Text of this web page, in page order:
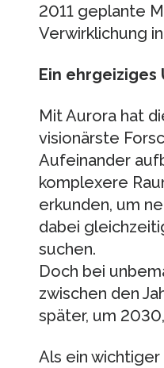
2011 geplante
Verwirklichung
Ein
Mit Aurora hat
visionärste
Aufeinander
komplexere
erkunden, um
dabei
suchen.
Doch bei
zwischen den
später, um
Als ein